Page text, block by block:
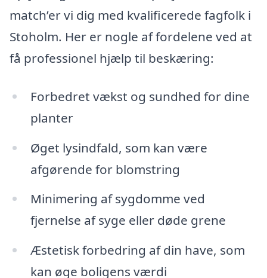
match’er vi dig med kvalificerede fagfolk i
Stoholm. Her er nogle af fordelene ved at
få professionel hjælp til beskæring:
Forbedret vækst og sundhed for dine
planter
Øget lysindfald, som kan være
afgørende for blomstring
Minimering af sygdomme ved
fjernelse af syge eller døde grene
Æstetisk forbedring af din have, som
kan øge boligens værdi